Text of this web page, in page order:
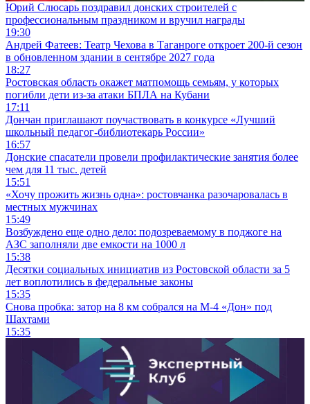
Юрий Слюсарь поздравил донских строителей с
профессиональным праздником и вручил награды
19:30
Андрей Фатеев: Театр Чехова в Таганроге откроет 200-й сезон
в обновленном здании в сентябре 2027 года
18:27
Ростовская область окажет матпомощь семьям, у которых
погибли дети из-за атаки БПЛА на Кубани
17:11
Дончан приглашают поучаствовать в конкурсе «Лучший
школьный педагог-библиотекарь России»
16:57
Донские спасатели провели профилактические занятия более
чем для 11 тыс. детей
15:51
«Хочу прожить жизнь одна»: ростовчанка разочаровалась в
местных мужчинах
15:49
Возбуждено еще одно дело: подозреваемому в поджоге на
АЗС заполняли две емкости на 1000 л
15:38
Десятки социальных инициатив из Ростовской области за 5
лет воплотились в федеральные законы
15:35
Снова пробка: затор на 8 км собрался на М-4 «Дон» под
Шахтами
15:35